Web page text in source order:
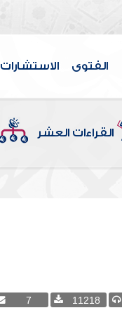
الفتوى الاستشارات
القراءات العشر
11218
7